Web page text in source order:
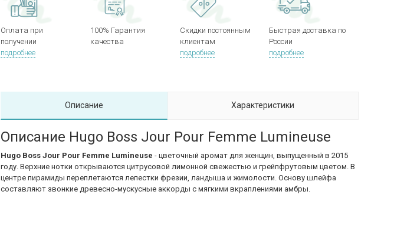
Оплата при
получении
подробнее
100% Гарантия
качества
Скидки постоянным
клиентам
подробнее
Быстрая доставка по
России
подробнее
Описание Характеристики
Описание Hugo Boss Jour Pour Femme Lumineuse
Hugo Boss Jour Pour Femme Lumineuse - цветочный аромат для женщин, выпущенный в 2015
году. Верхние нотки открываются цитрусовой лимонной свежестью и грейпфрутовым цветом. В
центре пирамиды переплетаются лепестки фрезии, ландыша и жимолости. Основу шлейфа
составляют звонкие древесно-мускусные аккорды с мягкими вкраплениями амбры.